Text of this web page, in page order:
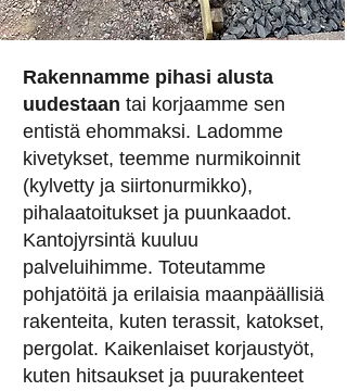
Rakennamme pihasi alusta
uudestaan tai korjaamme sen
entistä ehommaksi. Ladomme
kivetykset, teemme nurmikoinnit
(kylvetty ja siirtonurmikko),
pihalaatoitukset ja puunkaadot.
Kantojyrsintä kuuluu
palveluihimme. Toteutamme
pohjatöitä ja erilaisia maanpäällisiä
rakenteita, kuten terassit, katokset,
pergolat. Kaikenlaiset korjaustyöt,
kuten hitsaukset ja puurakenteet